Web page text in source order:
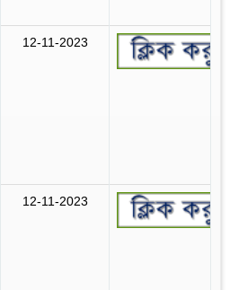
12-11-2023
12-11-2023